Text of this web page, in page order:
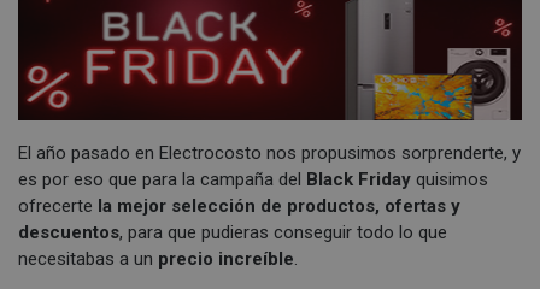
El año pasado en Electrocosto nos propusimos sorprenderte, y
es por eso que para la campaña del Black Friday quisimos
ofrecerte la mejor selección de productos, ofertas y
descuentos, para que pudieras conseguir todo lo que
necesitabas a un precio increíble.